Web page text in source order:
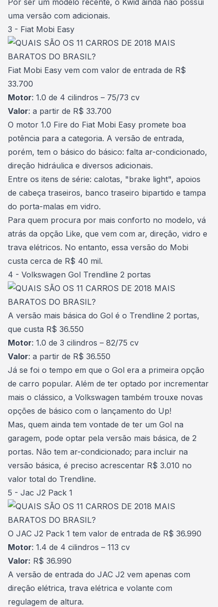
Por ser um modelo recente, o Kwid ainda não possui
uma versão com adicionais.
3 - Fiat Mobi Easy
Fiat Mobi Easy vem com valor de entrada de R$
33.700
Motor: 1.0 de 4 cilindros – 75/73 cv
Valor: a partir de R$ 33.700
O motor 1.0 Fire do Fiat Mobi Easy promete boa
potência para a categoria. A versão de entrada,
porém, tem o básico do básico: falta ar-condicionado,
direção hidráulica e diversos adicionais.
Entre os itens de série: calotas, "brake light", apoios
de cabeça traseiros, banco traseiro bipartido e tampa
do porta-malas em vidro.
Para quem procura por mais conforto no modelo, vá
atrás da opção Like, que vem com ar, direção, vidro e
trava elétricos. No entanto, essa versão do Mobi
custa cerca de R$ 40 mil.
4 - Volkswagen Gol Trendline 2 portas
A versão mais básica do Gol é o Trendline 2 portas,
que custa R$ 36.550
Motor: 1.0 de 3 cilindros – 82/75 cv
Valor: a partir de R$ 36.550
Já se foi o tempo em que o Gol era a primeira opção
de carro popular. Além de ter optado por incrementar
mais o clássico, a Volkswagen também trouxe novas
opções de básico com o lançamento do Up!
Mas, quem ainda tem vontade de ter um Gol na
garagem, pode optar pela versão mais básica, de 2
portas. Não tem ar-condicionado; para incluir na
versão básica, é preciso acrescentar R$ 3.010 no
valor total do Trendline.
5 - Jac J2 Pack 1
O JAC J2 Pack 1 tem valor de entrada de R$ 36.990
Motor: 1.4 de 4 cilindros – 113 cv
Valor: R$ 36.990
A versão de entrada do JAC J2 vem apenas com
direção elétrica, trava elétrica e volante com
regulagem de altura.